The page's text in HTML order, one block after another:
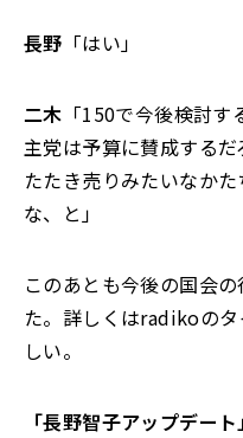
長野 「はい」
二木 「150で今後検討
主党は予算に賛成する
たたき売りみたいなか
な、と」
このあとも今後の国会
た。詳しくはradikoの
しい。
「長野智子アップデート